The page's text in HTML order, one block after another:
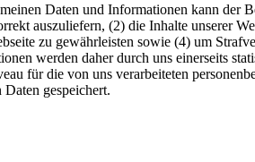
Daten und Informationen kann der
auszuliefern, (2) die Inhalte unserer
zu gewährleisten sowie (4) um
werden daher durch uns einerseits
für die von uns verarbeiteten
Daten gespeichert.